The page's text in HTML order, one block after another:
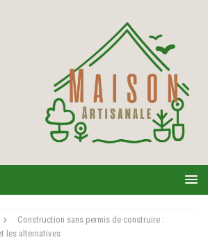
Construction sans permis de construire :
les alternatives